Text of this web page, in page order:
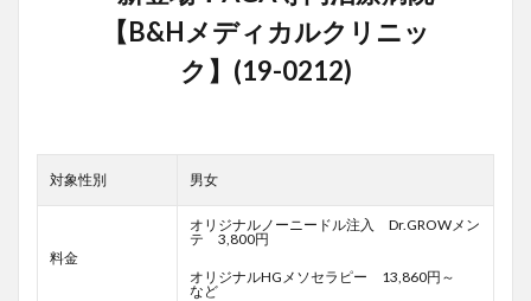
対象性別 男女
料金
オリジナルノーニードル注入 Dr.GROWメン
テ 3,800円
オリジナルHGメソセラピー 13,860円～
など